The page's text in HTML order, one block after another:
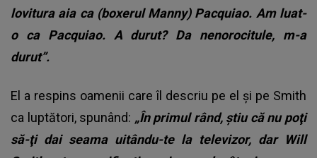
lovitura aia ca (boxerul Manny) Pacquiao. Am luat-
o ca Pacquiao. A durut? Da nenorocitule, m-a
durut”.
El a respins oamenii care îl descriu pe el şi pe Smith
ca luptători, spunând: „În primul rând, ştiu că nu poţi
să-ţi dai seama uitându-te la televizor, dar Will